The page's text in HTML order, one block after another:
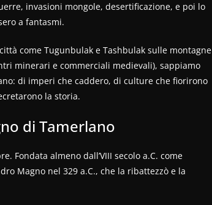
invasioni mongole, desertificazione, e poi lo
a fantasmi.
come Tugunbulak e Tashbulak sulle montagne
minerari e commerciali medievali), sappiamo
di imperi che caddero, di culture che fiorirono
la storia.
di Tamerlano
Fondata almeno dall’VIII secolo a.C. come
Magno nel 329 a.C., che la ribattezzò e la